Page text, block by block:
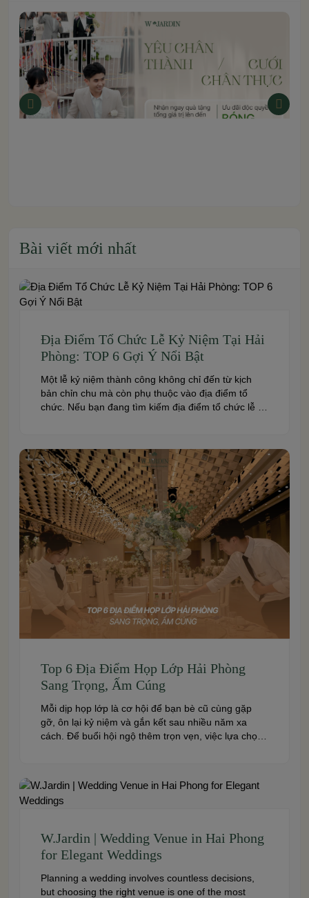
Bài viết mới nhất
Địa Điểm Tổ Chức Lễ Kỷ Niệm Tại Hải
Phòng: TOP 6 Gợi Ý Nổi Bật
Một lễ kỷ niệm thành công không chỉ đến từ kịch
bản chỉn chu mà còn phụ thuộc vào địa điểm tổ
chức. Nếu bạn đang tìm kiếm địa điểm tổ chức lễ kỷ
đừng […]
Top 6 Địa Điểm Họp Lớp Hải Phòng
Sang Trọng, Ấm Cúng
Mỗi dịp họp lớp là cơ hội để bạn bè cũ cùng gặp
gỡ, ôn lại kỷ niệm và gắn kết sau nhiều năm xa
cách. Để buổi hội ngộ thêm trọn vẹn, việc lựa chọn
W.Jardin | Wedding Venue in Hai Phong
for Elegant Weddings
Planning a wedding involves countless decisions,
but choosing the right venue is one of the most